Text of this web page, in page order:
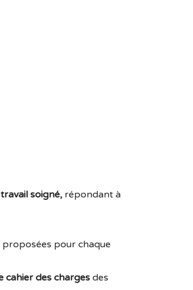
travail soigné, répondant à
pour chaque
cahier des chargesdes